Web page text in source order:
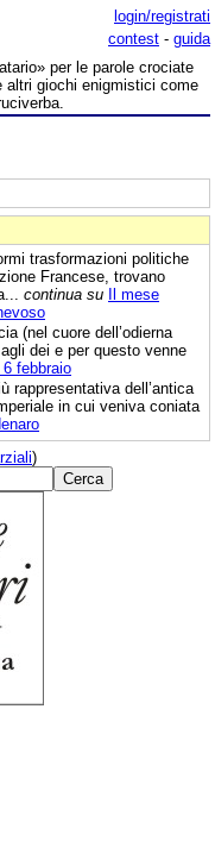
login/registrati
contest - guida
per le parole crociate
giochi enigmistici come
trasformazioni politiche
Francese, trovano
continua su Il mese
(nel cuore dell’odierna
dei e per questo venne
febbraio
rappresentativa dell’antica
in cui veniva coniata
)